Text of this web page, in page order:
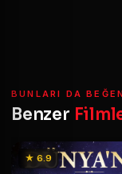
BUNLARI DA
Benzer
★ 6.9